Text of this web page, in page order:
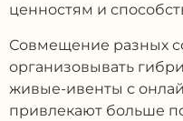
ценностям и
Совмещение разных
организовывать
живые-ивенты с
привлекают больше